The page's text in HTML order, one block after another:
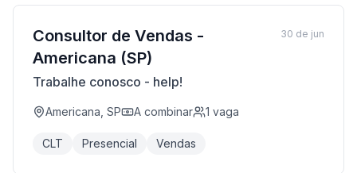
Consultor de Vendas -
Americana (SP)
Trabalhe conosco - help!
Americana, SP A combinar 1 vaga
CLT Presencial Vendas
30 de jun